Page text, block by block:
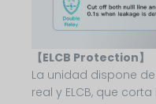
【ELCB Protection】
La unidad dispone
real y ELCB, que corta